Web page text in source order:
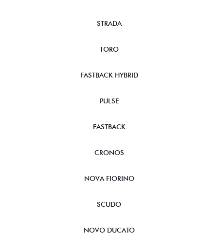
STRADA
TORO
FASTBACK HYBRID
PULSE
FASTBACK
CRONOS
NOVA FIORINO
SCUDO
NOVO DUCATO